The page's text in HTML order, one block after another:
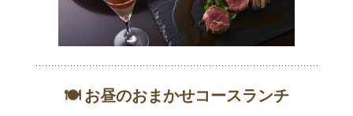
🍽 お昼のおまかせコースランチ